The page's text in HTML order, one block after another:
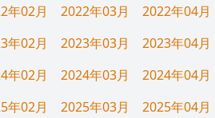
学/
年02月 2022年03月 2022年04月
年02月 2023年03月 2023年04月
年02月 2024年03月 2024年04月
年02月 2025年03月 2025年04月